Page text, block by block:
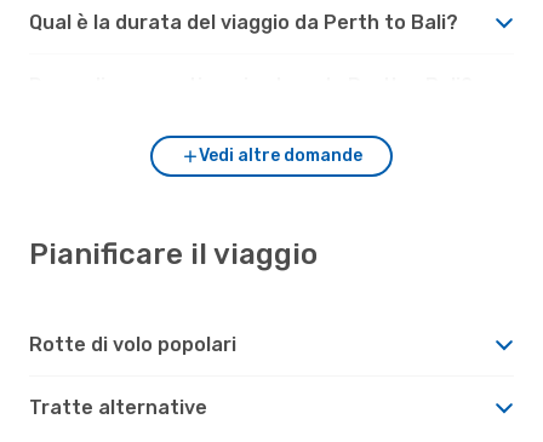
Qual è la durata del viaggio da Perth to Bali?
Vedi altre domande
Pianificare il viaggio
Rotte di volo popolari
Tratte alternative